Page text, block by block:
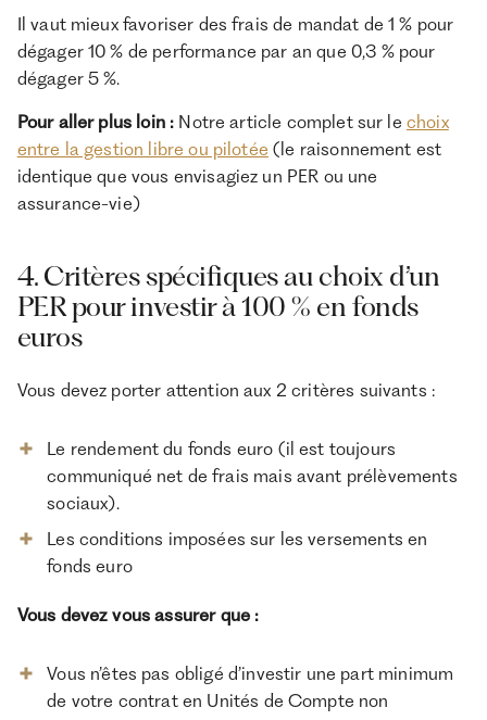
Il vaut mieux favoriser des frais de mandat de 1 % pour
dégager 10 % de performance par an que 0,3 % pour
dégager 5 %.
Pour aller plus loin : Notre article complet sur le choix
entre la gestion libre ou pilotée (le raisonnement est
identique que vous envisagiez un PER ou une
assurance-vie)
4. Critères spécifiques au choix d’un
PER pour investir à 100 % en fonds
euros
Vous devez porter attention aux 2 critères suivants :
Le rendement du fonds euro (il est toujours
communiqué net de frais mais avant prélèvements
sociaux).
Les conditions imposées sur les versements en
fonds euro
Vous devez vous assurer que :
Vous n’êtes pas obligé d’investir une part minimum
de votre contrat en Unités de Compte non